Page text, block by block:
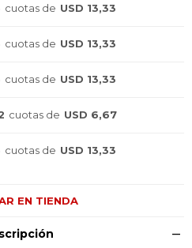
cuotas de USD 13,33
cuotas de USD 13,33
cuotas de USD 13,33
cuotas de USD 6,67
cuotas de USD 13,33
EN TIENDA
más ágil de
más ágil de
más ágil de